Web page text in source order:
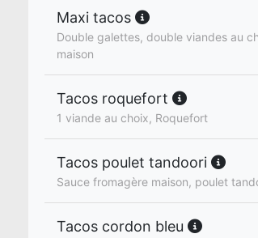
Maxi tacos
Double galettes, double viandes au
maison
Tacos roquefort
1 viande au choix, Roquefort
Tacos poulet tandoori
Sauce fromagère maison, poulet
Tacos cordon bleu